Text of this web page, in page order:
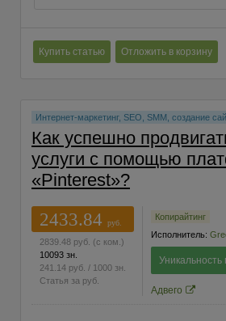
Купить статью Отложить в корзину
Интернет-маркетинг, SEO, SMM, создание
Как успешно
услуги с помощью
«Pinterest»?
2433.84
руб.
2839.48 руб. (с ком.)
10093 зн.
241.14 руб. / 1000 зн.
Статья за руб.
Копирайтинг
Исполнитель:
Адвего